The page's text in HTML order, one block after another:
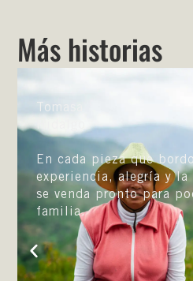
Más historias
de que
a mi
Oaxaca
Victor es
Chicotillo,
de 15